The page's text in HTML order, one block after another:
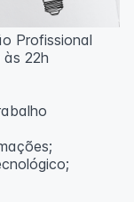
Profissional
22h